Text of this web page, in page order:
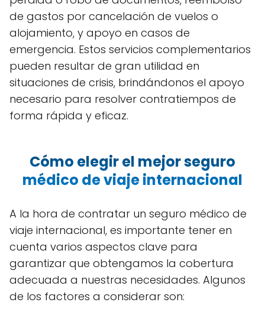
de gastos por cancelación de vuelos o
alojamiento, y apoyo en casos de
emergencia. Estos servicios complementarios
pueden resultar de gran utilidad en
situaciones de crisis, brindándonos el apoyo
necesario para resolver contratiempos de
forma rápida y eficaz.
Cómo elegir el mejor seguro
médico de viaje internacional
A la hora de contratar un seguro médico de
viaje internacional, es importante tener en
cuenta varios aspectos clave para
garantizar que obtengamos la cobertura
adecuada a nuestras necesidades. Algunos
de los factores a considerar son: